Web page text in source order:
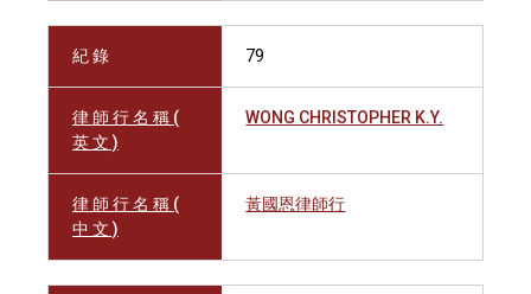
紀 錄 79
律 師 行 名 稱 (
英 文 )
WONG CHRISTOPHER K.Y.
律 師 行 名 稱 (
中 文 )
黃國恩律師行